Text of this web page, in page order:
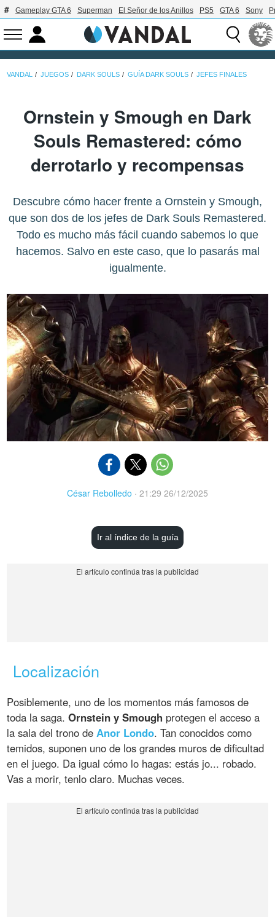
Gameplay GTA 6 Superman El Señor de los Anillos PS5 GTA 6 Sony
VANDAL JUEGOS DARK SOULS GUÍA DARK SOULS JEFES FINALES
Ornstein y Smough en Dark
Souls Remastered: cómo
derrotarlo y recompensas
Descubre cómo hacer frente a Ornstein y Smough,
que son dos de los jefes de Dark Souls Remastered.
Todo es mucho más fácil cuando sabemos lo que
hacemos. Salvo en este caso, que lo pasarás mal
igualmente.
César Rebolledo · 21:29 26/12/2025
Ir al índice de la guía
Localización
Posiblemente, uno de los momentos más famosos de
toda la saga.Ornstein y Smough protegen el acceso a
la sala del trono deAnor Londo. Tan conocidos como
temidos, suponen uno de los grandes muros de dificultad
en el juego. Da igual cómo lo hagas: estás jo... robado.
Vas a morir, tenlo claro. Muchas veces.